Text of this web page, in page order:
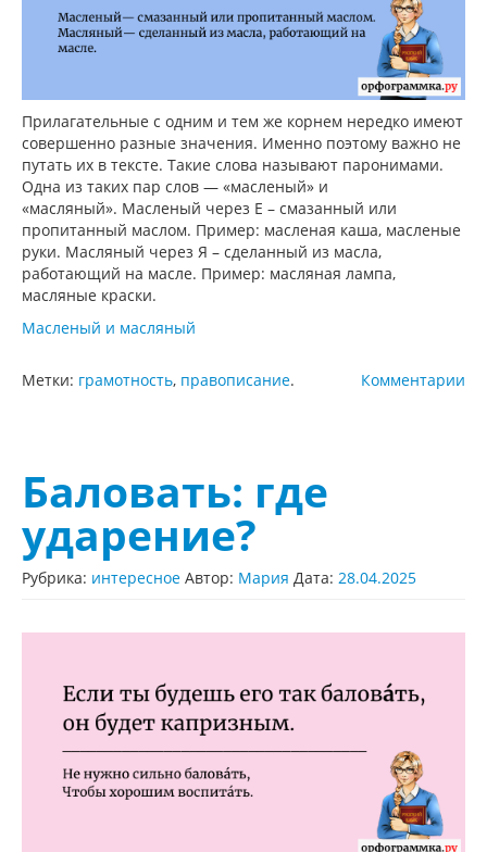
Прилагательные с одним и тем же корнем нередко имеют
совершенно разные значения. Именно поэтому важно не
путать их в тексте. Такие слова называют паронимами.
Одна из таких пар слов — «масленый» и
«масляный». Масленый через Е – смазанный или
пропитанный маслом. Пример: масленая каша, масленые
руки. Масляный через Я – сделанный из масла,
работающий на масле. Пример: масляная лампа,
масляные краски.
Масленый и масляный
Комментарии
Метки: грамотность, правописание.
Баловать: где
ударение?
Рубрика: интересное Автор: Мария Дата: 28.04.2025